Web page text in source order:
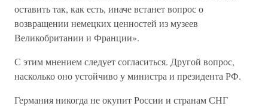
оставить так, как есть, иначе встанет вопрос о
возвращении немецких ценностей из музеев
Великобритании и Франции».
С этим мнением следует согласиться. Другой вопрос,
насколько оно устойчиво у министра и президента РФ.
Германия никогда не окупит России и странам СНГ